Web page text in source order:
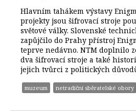
Hlavním tahákem výstavy
projekty jsou šifrovací stroje
světové války. Slovenské
zapůjčilo do Prahy přístroj
teprve nedávno. NTM doplnilo
dva šifrovací stroje a také
jejich tvůrci z politických
muzeum netradiční sběratelské obory